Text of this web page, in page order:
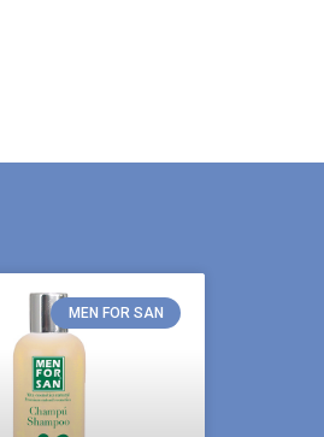
MEN FOR SAN